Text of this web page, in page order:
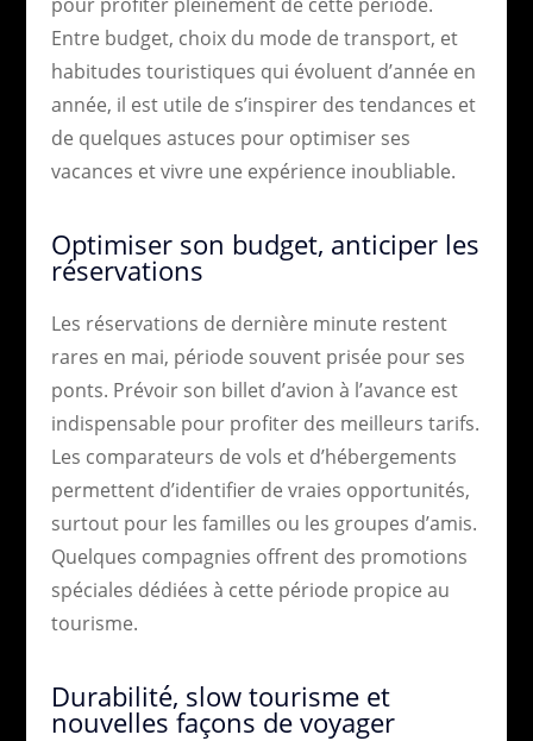
Entre budget, choix du mode de transport, et
habitudes touristiques qui évoluent d’année en
année, il est utile de s’inspirer des tendances et
de quelques astuces pour optimiser ses
vacances et vivre une expérience inoubliable.
Optimiser son budget, anticiper les
réservations
Les réservations de dernière minute restent
rares en mai, période souvent prisée pour ses
ponts. Prévoir son billet d’avion à l’avance est
indispensable pour profiter des meilleurs tarifs.
Les comparateurs de vols et d’hébergements
permettent d’identifier de vraies opportunités,
surtout pour les familles ou les groupes d’amis.
Quelques compagnies offrent des promotions
spéciales dédiées à cette période propice au
tourisme.
Durabilité, slow tourisme et
nouvelles façons de voyager